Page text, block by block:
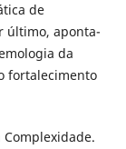
de
último, aponta-
da
fortalecimento